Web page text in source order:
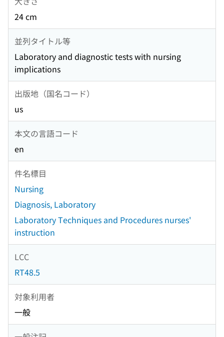
24 cm
並列タイトル等
Laboratory and diagnostic tests with nursing
implications
出版地（国名コード）
us
本文の言語コード
en
件名標目
Nursing
Diagnosis, Laboratory
Laboratory Techniques and Procedures nurses'
instruction
LCC
RT48.5
対象利用者
一般